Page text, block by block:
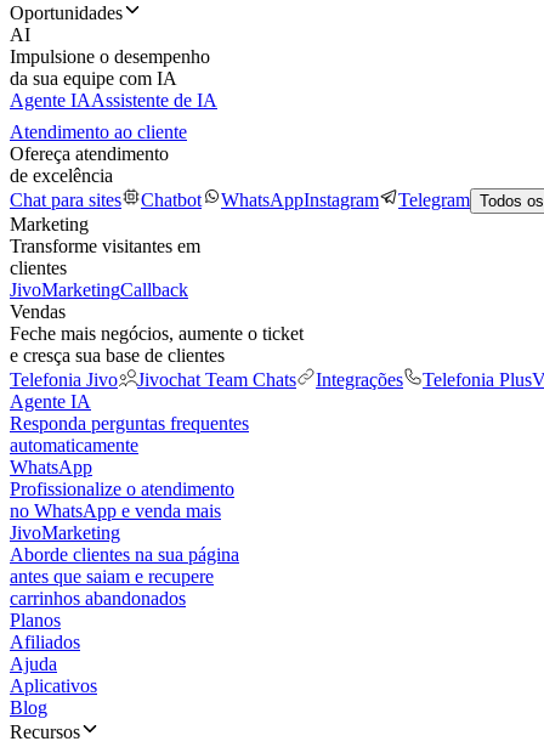
Oportunidades
AI
Impulsione o desempenho
da sua equipe com IA
Agente IAAssistente de IA
Atendimento ao cliente
Ofereça atendimento
de excelência
Chat para sites
Chatbot WhatsAppInstagram Telegram Todos
Marketing
Transforme visitantes em
clientes
JivoMarketingCallback
Vendas
Feche mais negócios, aumente o ticket
e cresça sua base de clientes
Telefonia Jivo
Jivochat Team Chats Integrações Telefonia Plus
Agente IA
Responda perguntas frequentes
automaticamente
WhatsApp
Profissionalize o atendimento
no WhatsApp e venda mais
JivoMarketing
Aborde clientes na sua página
antes que saiam e recupere
carrinhos abandonados
Planos
Afiliados
Ajuda
Aplicativos
Blog
Recursos